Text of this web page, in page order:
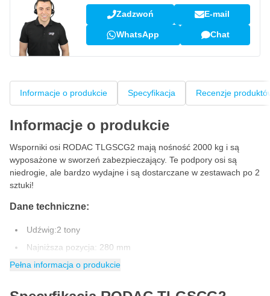
Zadzwoń E-mail
WhatsApp Chat
Informacje o produkcie Specyfikacja Recenzje
Informacje o produkcie
Wsporniki osi RODAC TLGSCG2 mają nośność 2000 kg i są
wyposażone w sworzeń zabezpieczający. Te podpory osi są
niedrogie, ale bardzo wydajne i są dostarczane w zestawach po 2
sztuki!
Dane techniczne:
Udźwig:2 tony
Najniższa pozycja: 280 mm
Najwyższa pozycja: 420 mm
Pełna informacja o produkcie